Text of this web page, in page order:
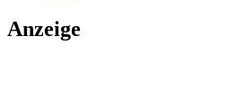
Anzeige